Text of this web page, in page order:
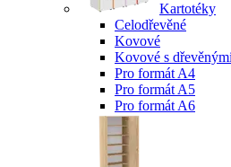
Kartotéky
Celodřevěné
Kovové
Kovové s
Pro formát A4
Pro formát A5
Pro formát A6